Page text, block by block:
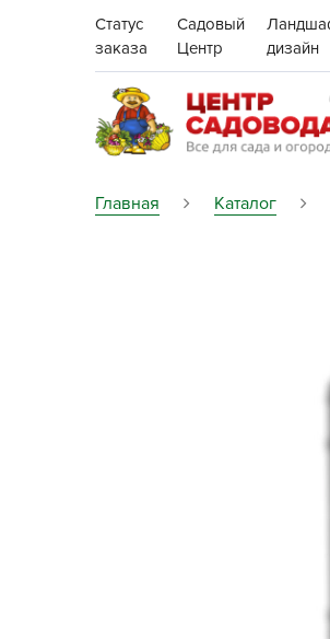
Статус
заказа
Садовый
Центр
дизайн
Газонная трава
Главная Каталог